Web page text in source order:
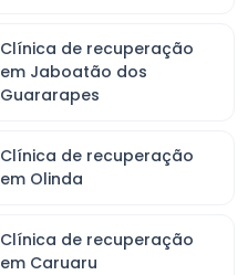
Clínica de recuperação
em Jaboatão dos
Guararapes
Clínica de recuperação
em Olinda
Clínica de recuperação
em Caruaru